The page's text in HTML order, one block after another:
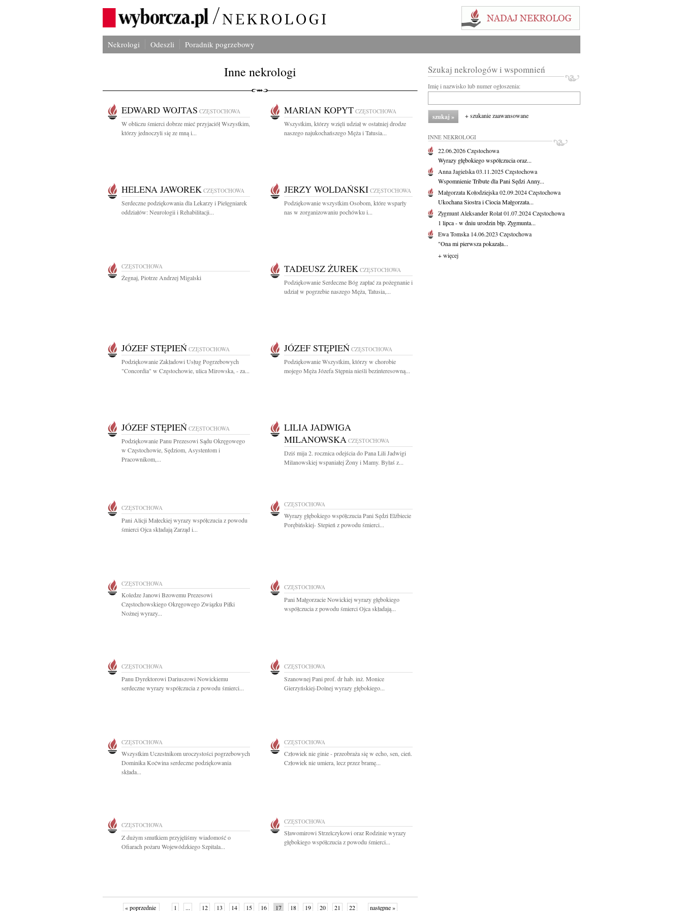
Nekrologi Odeszli Poradnik pogrzebowy
Inne nekrologi
EDWARD WOJTAS CZĘSTOCHOWA
W obliczu śmierci dobrze mieć przyjaciół Wszystkim,
którzy jednoczyli się ze mną i...
MARIAN KOPYT CZĘSTOCHOWA
Wszystkim, którzy wzięli udział w ostatniej drodze
naszego najukochańszego Męża i Tatusia...
HELENA JAWOREK CZĘSTOCHOWA
Serdeczne podziękowania dla Lekarzy i Pielęgniarek
oddziałów: Neurologii i Rehabilitacji...
JERZY WOLDAŃSKI CZĘSTOCHOWA
Podziękowanie wszystkim Osobom, które wsparły
nas w zorganizowaniu pochówku i...
CZĘSTOCHOWA
Żegnaj, Piotrze Andrzej Migalski
TADEUSZ ŻUREK CZĘSTOCHOWA
Podziękowanie Serdeczne Bóg zapłać za pożegnanie i
udział w pogrzebie naszego Męża, Tatusia,...
JÓZEF STĘPIEŃ CZĘSTOCHOWA
Podziękowanie Zakładowi Usług Pogrzebowych
"Concordia" w Częstochowie, ulica Mirowska, - za...
JÓZEF STĘPIEŃ CZĘSTOCHOWA
Podziękowanie Wszystkim, którzy w chorobie
mojego Męża Józefa Stępnia nieśli bezinteresowną...
JÓZEF STĘPIEŃ CZĘSTOCHOWA
Podziękowanie Panu Prezesowi Sądu Okręgowego
w Częstochowie, Sędziom, Asystentom i
Pracownikom,...
LILIA JADWIGA
MILANOWSKA CZĘSTOCHOWA
Dziś mija 2. rocznica odejścia do Pana Lili Jadwigi
Milanowskiej wspaniałej Żony i Mamy. Byłaś z...
CZĘSTOCHOWA
Pani Alicji Małeckiej wyrazy współczucia z powodu
śmierci Ojca składają Zarząd i...
CZĘSTOCHOWA
Wyrazy głębokiego współczucia Pani Sędzi Elżbiecie
Porębińskiej- Stepień z powodu śmierci...
CZĘSTOCHOWA
Koledze Janowi Bzowemu Prezesowi
Częstochowskiego Okręgowego Związku Piłki
Nożnej wyrazy...
CZĘSTOCHOWA
Pani Małgorzacie Nowickiej wyrazy głębokiego
współczucia z powodu śmierci Ojca składają...
CZĘSTOCHOWA
Panu Dyrektorowi Dariuszowi Nowickiemu
serdeczne wyrazy współczucia z powodu śmierci...
CZĘSTOCHOWA
Szanownej Pani prof. dr hab. inż. Monice
Gierzyńskiej-Dolnej wyrazy głębokiego...
CZĘSTOCHOWA
Wszystkim Uczestnikom uroczystości pogrzebowych
Dominika Koćwina serdeczne podziękowania
składa...
CZĘSTOCHOWA
Człowiek nie ginie - przeobraża się w echo, sen, cień.
Człowiek nie umiera, lecz przez bramę...
CZĘSTOCHOWA
Z dużym smutkiem przyjęliśmy wiadomość o
Ofiarach pożaru Wojewódzkiego Szpitala...
CZĘSTOCHOWA
Sławomirowi Strzelczykowi oraz Rodzinie wyrazy
głębokiego współczucia z powodu śmierci...
« poprzednie 1 ... 12 13 14 15 16 17 18 19 20 21 22 następne »
Szukaj nekrologów i wspomnień
Imię i nazwisko lub numer ogłoszenia:
+ szukanie zaawansowane
INNE NEKROLOGI
22.06.2026Częstochowa
Wyrazy głębokiego współczucia oraz...
Anna Jagielska03.11.2025Częstochowa
Wspomnienie Tribute dla Pani Sędzi Anny...
Małgorzata Kołodziejska02.09.2024Częstochowa
Ukochana Siostra i Ciocia Małgorzata...
Zygmunt Aleksander Rolat01.07.2024Częstochowa
1 lipca - w dniu urodzin błp. Zygmunta...
Ewa Tomska 14.06.2023 Częstochowa
"Ona mi pierw­sza po­ka­za­ła...
+ więcej